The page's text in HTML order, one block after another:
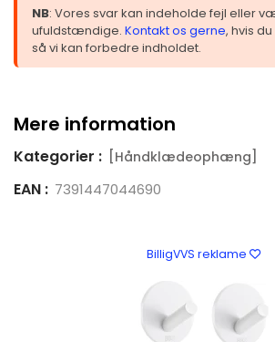
NB: Vores svar kan indeholde fejl eller
ufuldstændige. Kontakt os gerne, hvis
så vi kan forbedre indholdet.
Mere information
Kategorier : [Håndklædeophæng]
EAN : 7391447044690
BilligVVS reklame